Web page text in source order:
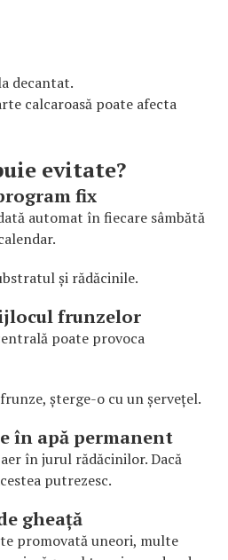
decantat.
calcaroasă poate afecta
evitate?
fix
automat în fiecare sâmbătă
și rădăcinile.
frunzelor
poate provoca
șterge-o cu un șervețel.
în apă permanent
în jurul rădăcinilor. Dacă
putrezesc.
gheață
promovată uneori, multe